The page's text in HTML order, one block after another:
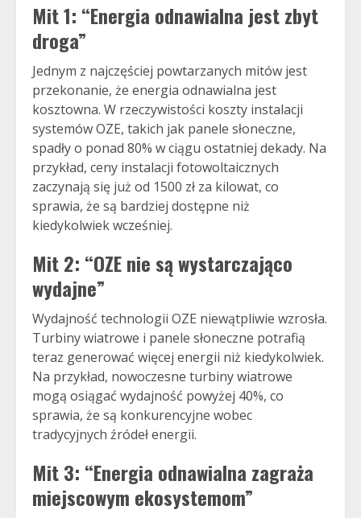
Mit 1: “Energia odnawialna jest zbyt
droga”
Jednym z najczęściej powtarzanych mitów jest
przekonanie, że energia odnawialna jest
kosztowna. W rzeczywistości koszty instalacji
systemów OZE, takich jak panele słoneczne,
spadły o ponad 80% w ciągu ostatniej dekady. Na
przykład, ceny instalacji fotowoltaicznych
zaczynają się już od 1500 zł za kilowat, co
sprawia, że są bardziej dostępne niż
kiedykolwiek wcześniej.
Mit 2: “OZE nie są wystarczająco
wydajne”
Wydajność technologii OZE niewątpliwie wzrosła.
Turbiny wiatrowe i panele słoneczne potrafią
teraz generować więcej energii niż kiedykolwiek.
Na przykład, nowoczesne turbiny wiatrowe
mogą osiągać wydajność powyżej 40%, co
sprawia, że są konkurencyjne wobec
tradycyjnych źródeł energii.
Mit 3: “Energia odnawialna zagraża
miejscowym ekosystemom”